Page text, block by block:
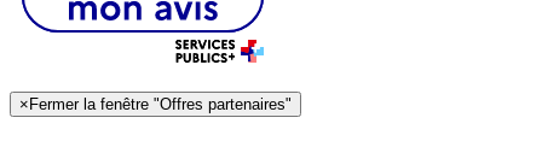
× Fermer la fenêtre "Offres partenaires"